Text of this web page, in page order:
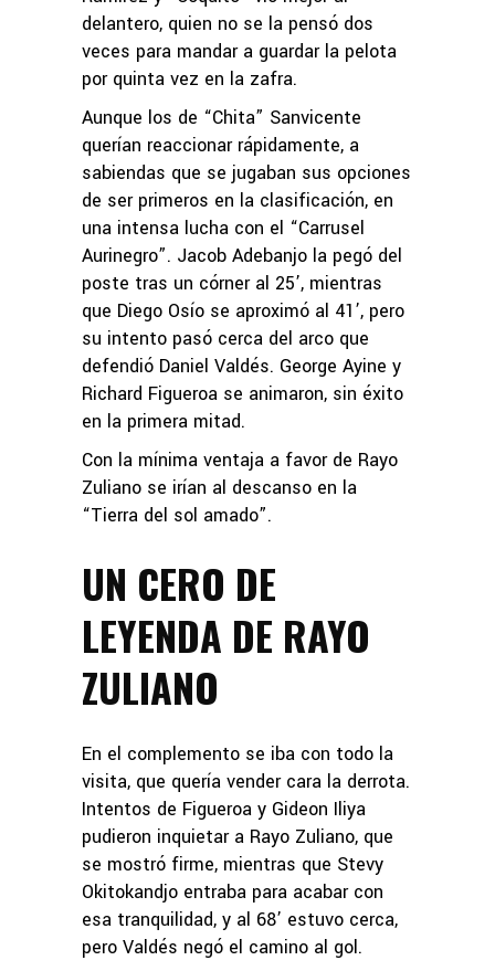
delantero, quien no se la pensó dos
veces para mandar a guardar la pelota
por quinta vez en la zafra.
Aunque los de “Chita” Sanvicente
querían reaccionar rápidamente, a
sabiendas que se jugaban sus opciones
de ser primeros en la clasificación, en
una intensa lucha con el “Carrusel
Aurinegro”. Jacob Adebanjo la pegó del
poste tras un córner al 25’, mientras
que Diego Osío se aproximó al 41’, pero
su intento pasó cerca del arco que
defendió Daniel Valdés. George Ayine y
Richard Figueroa se animaron, sin éxito
en la primera mitad.
Con la mínima ventaja a favor de Rayo
Zuliano se irían al descanso en la
“Tierra del sol amado”.
UN CERO DE
LEYENDA DE RAYO
ZULIANO
En el complemento se iba con todo la
visita, que quería vender cara la derrota.
Intentos de Figueroa y Gideon Iliya
pudieron inquietar a Rayo Zuliano, que
se mostró firme, mientras que Stevy
Okitokandjo entraba para acabar con
esa tranquilidad, y al 68’ estuvo cerca,
pero Valdés negó el camino al gol.